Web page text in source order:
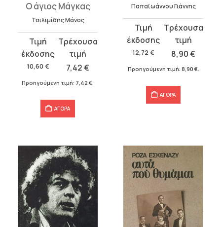
Ο άγιος Μάγκας
Τσιλιμίδης Μάνος
10,60 €
Original
price
was:
10,60 €.
7,42€
τρέχουσα
τιμή
Προηγούμενη τιμή: 7,42 €
ΑΓΟΡΑ
Παπαϊωάννου Γιάννης
12,72 €
Original
price
was:
12,72 €.
8,90€
τρέχουσα
τιμή
Προηγούμενη τιμή: 8,90 €.
ΑΓΟΡΑ